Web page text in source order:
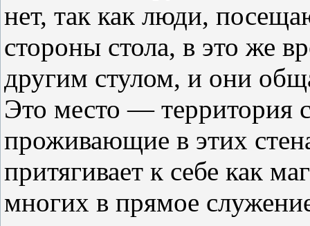
нет, так как люди,
стороны стола, в это же
другим стулом, и они
Это место — территория
проживающие в этих
притягивает к себе как
многих в прямое